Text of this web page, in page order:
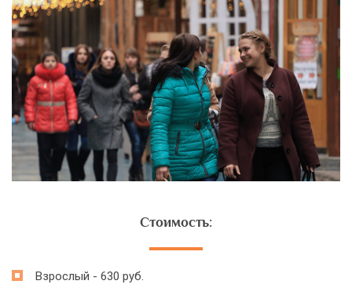
Стоимость:
Взрослый - 630 руб.